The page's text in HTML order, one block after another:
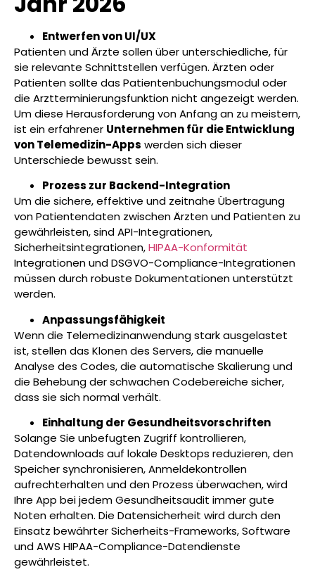
Entwerfen von UI/UX
Patienten und Ärzte sollen über unterschiedliche, für
sie relevante Schnittstellen verfügen. Ärzten oder
Patienten sollte das Patientenbuchungsmodul oder
die Arztterminierungsfunktion nicht angezeigt werden.
Um diese Herausforderung von Anfang an zu meistern,
ist ein erfahrener Unternehmen für die Entwicklung
von Telemedizin-Apps werden sich dieser
Unterschiede bewusst sein.
Prozess zur Backend-Integration
Um die sichere, effektive und zeitnahe Übertragung
von Patientendaten zwischen Ärzten und Patienten zu
gewährleisten, sind API-Integrationen,
Sicherheitsintegrationen,HIPAA-Konformität
Integrationen und DSGVO-Compliance-Integrationen
müssen durch robuste Dokumentationen unterstützt
werden.
Anpassungsfähigkeit
Wenn die Telemedizinanwendung stark ausgelastet
ist, stellen das Klonen des Servers, die manuelle
Analyse des Codes, die automatische Skalierung und
die Behebung der schwachen Codebereiche sicher,
dass sie sich normal verhält.
Einhaltung der Gesundheitsvorschriften
Solange Sie unbefugten Zugriff kontrollieren,
Datendownloads auf lokale Desktops reduzieren, den
Speicher synchronisieren, Anmeldekontrollen
aufrechterhalten und den Prozess überwachen, wird
Ihre App bei jedem Gesundheitsaudit immer gute
Noten erhalten. Die Datensicherheit wird durch den
Einsatz bewährter Sicherheits-Frameworks, Software
und AWS HIPAA-Compliance-Datendienste
gewährleistet.